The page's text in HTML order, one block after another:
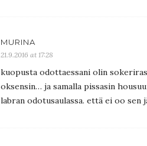
MURINA
21.9.2016 at 17:28
kuopusta odottaessani olin
oksensin… ja samalla pissasin
labran odotusaulassa. että ei oo sen